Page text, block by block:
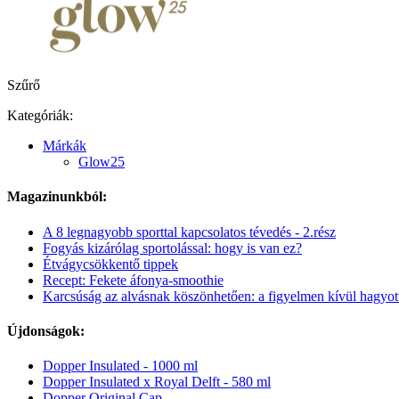
Szűrő
Kategóriák:
Márkák
Glow25
Magazinunkból:
A 8 legnagyobb sporttal kapcsolatos tévedés - 2.rész
Fogyás kizárólag sportolással: hogy is van ez?
Étvágycsökkentő tippek
Recept: Fekete áfonya-smoothie
Karcsúság az alvásnak köszönhetően: a figyelmen kívül
Újdonságok:
Dopper Insulated - 1000 ml
Dopper Insulated x Royal Delft - 580 ml